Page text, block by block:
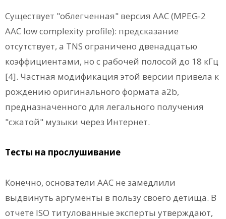
Существует "облегченная" версия ААС (MPEG-2
AAC low complexity profile): предсказание
отсутствует, а TNS ограничено двенадцатью
коэффициентами, но с рабочей полосой до 18 кГц
[4]. Частная модификация этой версии привела к
рождению оригинального формата a2b,
предназначенного для легального получения
"сжатой" музыки через Интернет.
Тесты на прослушивание
Конечно, основатели ААС не замедлили
выдвинуть аргументы в пользу своего детища. В
отчете ISO титулованные эксперты утверждают,